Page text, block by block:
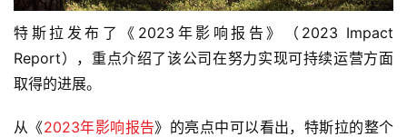
特斯拉发布了《2023年影响报告》（2023 Impact
Report），重点介绍了该公司在努力实现可持续运营方面
取得的进展。
从《2023年影响报告》的亮点中可以看出，特斯拉的整个